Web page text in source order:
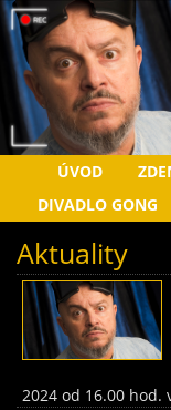
ÚVOD
DIVADLO GONG
Aktuality
2024 od 16.00 hod.